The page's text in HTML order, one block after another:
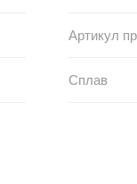
Артикул
Сплав